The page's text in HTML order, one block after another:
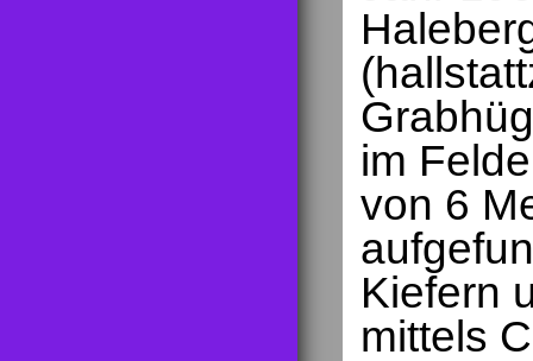
im
von 6
Kiefern
mittels